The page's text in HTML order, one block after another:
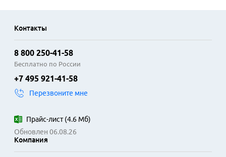
Кабели выполнены по стандарту UTP категории 5e или
выше, что обеспечивает стабильную передачу данных по
протоколам Fast Ethernet и Gigabit Ethernet. Коннекторы
RJ-45 с позолоченными контактами повышают надёжность
соединения и устойчивость к окислению. Оболочка из ПВХ
ограниченном пространстве.
Эти патч-корды совместимы со сетевым оборудованием
большинства производителей: коммутаторами,
маршрутизаторами, сетевыми адаптерами компьютеров и
Контакты
8 800 250-41-58
Бесплатно по России
+7 495 921-41-58
Перезвоните мне
Прайс-лист(4.6 Мб)
Обновлен 06.08.26
Компания